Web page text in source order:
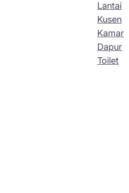
Lantai
Kusen
Kamar
Dapur
Toilet